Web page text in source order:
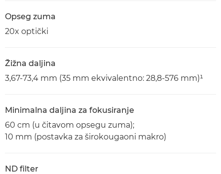
Opseg zuma
20x optički
Žižna daljina
3,67-73,4 mm (35 mm ekvivalentno: 28,8-576 mm)¹
Minimalna daljina za fokusiranje
60 cm (u čitavom opsegu zuma);
10 mm (postavka za širokougaoni makro)
ND filter